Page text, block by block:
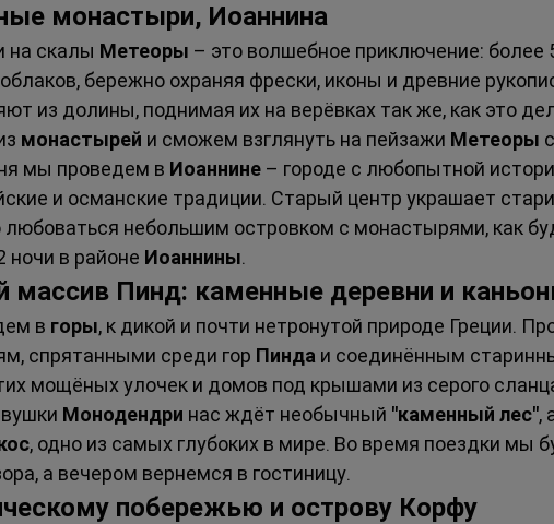
монастыри, Иоаннина
на скалы Метеоры – это волшебное приключение: более
бережно охраняя фрески, иконы и древние
из долины, поднимая их на верёвках так же, как это
монастырей и сможем взглянуть на пейзажи Метеоры
мы проведем в Иоаннине – городе с любопытной
и османские традиции. Старый центр украшает
небольшим островком с монастырями, как
ночи в районе Иоаннины.
массив Пинд: каменные деревни и
в горы, к дикой и почти нетронутой природе Греции.
спрятанными среди гор Пинда и соединённым
мощёных улочек и домов под крышами из серого
Монодендри нас ждёт необычный "каменный лес",
, одно из самых глубоких в мире. Во время поездки мы
а вечером вернемся в гостиницу.
побережью и острову Корфу